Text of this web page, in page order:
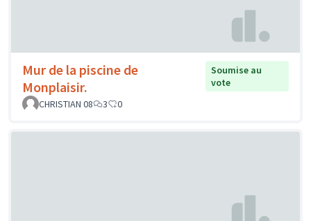
Mur de la piscine de
Monplaisir.
Soumise au
vote
CHRISTIAN 08
3 0